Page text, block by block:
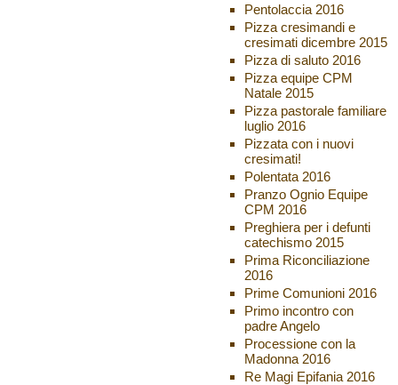
Pentolaccia 2016
Pizza cresimandi e
cresimati dicembre 2015
Pizza di saluto 2016
Pizza equipe CPM
Natale 2015
Pizza pastorale familiare
luglio 2016
Pizzata con i nuovi
cresimati!
Polentata 2016
Pranzo Ognio Equipe
CPM 2016
Preghiera per i defunti
catechismo 2015
Prima Riconciliazione
2016
Prime Comunioni 2016
Primo incontro con
padre Angelo
Processione con la
Madonna 2016
Re Magi Epifania 2016